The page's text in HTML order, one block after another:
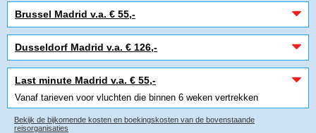
Brussel Madrid v.a. € 55,-
Dusseldorf Madrid v.a. € 126,-
Last minute Madrid v.a. € 55,-
Vanaf tarieven voor vluchten die binnen 6 weken vertrekken
Bekijk de bijkomende kosten en boekingskosten van de bovenstaande
reisorganisaties